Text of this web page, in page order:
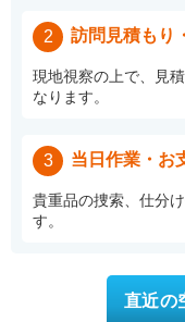
2 訪問見積もり
現地視察の上で、見
なります。
3 当日作業・お
貴重品の捜索、仕分
す。
直近の